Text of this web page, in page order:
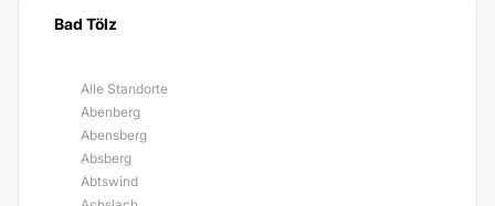
Bad Tölz
Alle Standorte
Abenberg
Abensberg
Absberg
Abtswind